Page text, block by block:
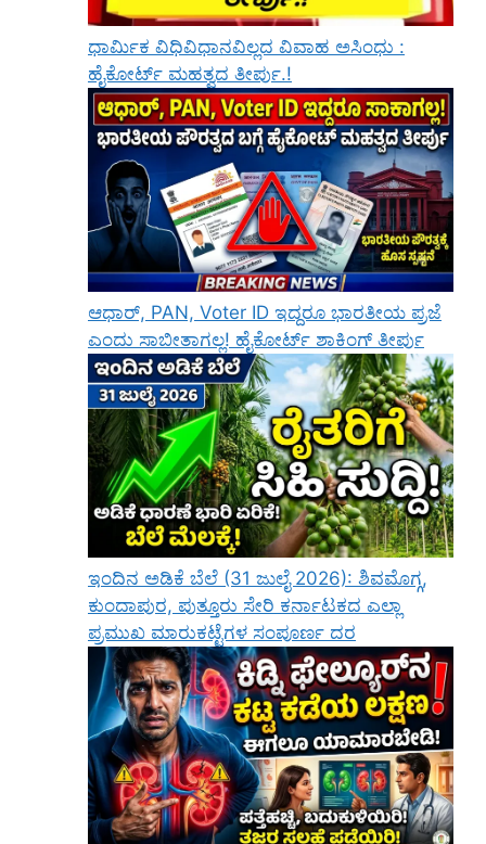
ಧಾರ್ಮಿಕ ವಿಧಿವಿಧಾನವಿಲ್ಲದ ವಿವಾಹ ಅಸಿಂಧು :
ಹೈಕೋರ್ಟ್ ಮಹತ್ವದ ತೀರ್ಪು.!
ಆಧಾರ್, PAN, Voter ID ಇದ್ದರೂ ಭಾರತೀಯ ಪ್ರಜೆ
ಎಂದು ಸಾಬೀತಾಗಲ್ಲ! ಹೈಕೋರ್ಟ್ ಶಾಕಿಂಗ್ ತೀರ್ಪು
ಇಂದಿನ ಅಡಿಕೆ ಬೆಲೆ (31 ಜುಲೈ 2026): ಶಿವಮೊಗ್ಗ,
ಕುಂದಾಪುರ, ಪುತ್ತೂರು ಸೇರಿ ಕರ್ನಾಟಕದ ಎಲ್ಲಾ
ಪ್ರಮುಖ ಮಾರುಕಟ್ಟೆಗಳ ಸಂಪೂರ್ಣ ದರ